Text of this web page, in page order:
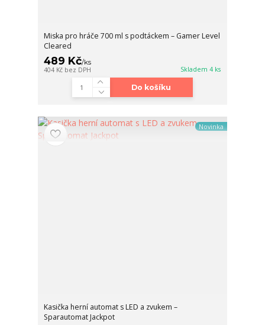
Miska pro hráče 700 ml s podtáckem – Gamer Level
Cleared
489 Kč/ks
404 Kč bez DPH Skladem 4 ks
Do košíku
Novinka
Kasička herní automat s LED a zvukem –
Sparautomat Jackpot